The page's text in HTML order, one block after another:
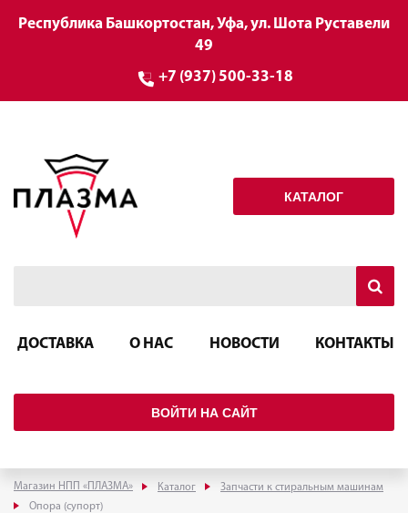
Республика Башкортостан, Уфа, ул. Шота Руставели
49
+7 (937) 500-33-18
КАТАЛОГ
ДОСТАВКА О НАС НОВОСТИ КОНТАКТЫ
ВОЙТИ НА САЙТ
Магазин НПП «ПЛАЗМА» Каталог
Запчасти к стиральным машинам
Опора (супорт)